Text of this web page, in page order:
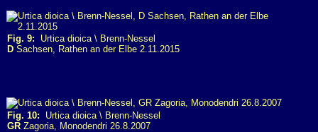
Fig. 9: Urtica dioica \ Brenn-Nessel
D Sachsen, Rathen an der Elbe 2.11.2015
Fig. 10: Urtica dioica \ Brenn-Nessel
GR Zagoria, Monodendri 26.8.2007